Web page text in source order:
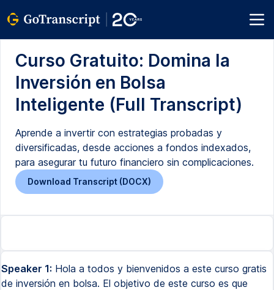
Curso Gratuito: Domina la
Inversión en Bolsa
Inteligente (Full Transcript)
Aprende a invertir con estrategias probadas y
diversificadas, desde acciones a fondos indexados,
para asegurar tu futuro financiero sin complicaciones.
Download Transcript (DOCX)
Speaker 1: Hola a todos y bienvenidos a este curso gratis
de inversión en bolsa. El objetivo de este curso es que